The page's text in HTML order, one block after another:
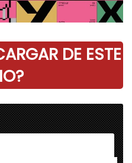
DE ESTE